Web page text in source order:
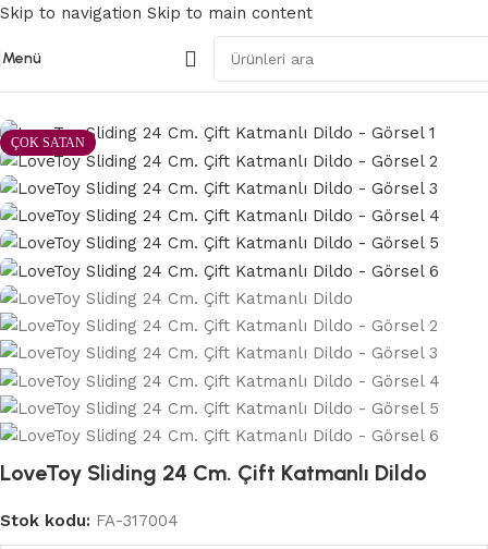
Skip to navigation Skip to main content
Menü
Gerçekçi Dildolar
ÇOK SATAN
LoveToy Sliding 24 Cm. Çift Katmanlı Dildo
Stok kodu: FA-317004